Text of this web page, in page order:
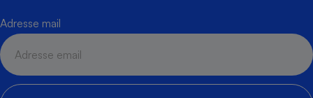
Adresse mail